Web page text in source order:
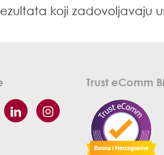
koji zadovoljavaju
Trust eComm